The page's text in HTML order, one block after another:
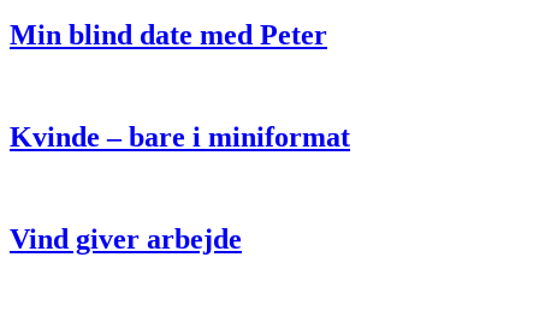
Min blind date med Peter
Kvinde – bare i miniformat
Vind giver arbejde